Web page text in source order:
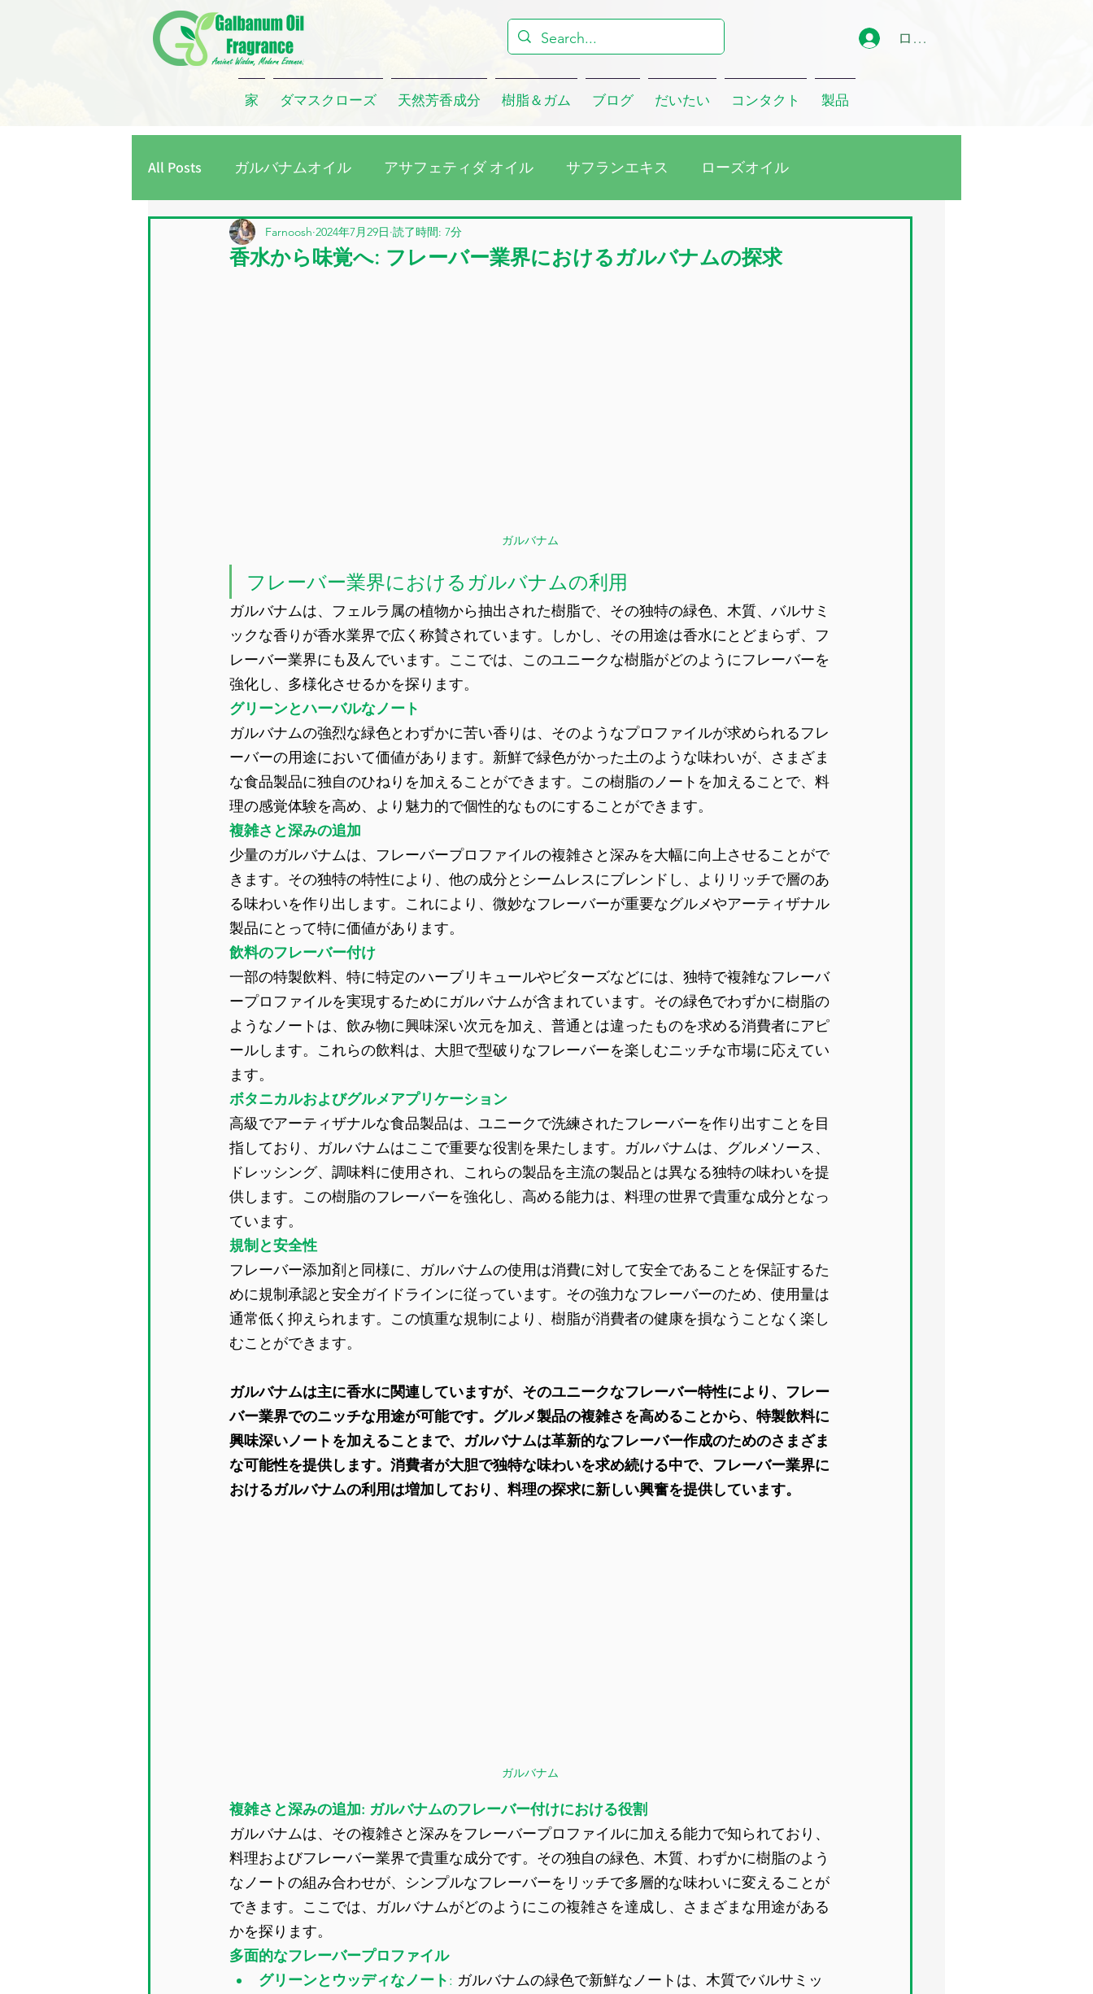
ログイン
家 ダマスクローズ 天然芳香成分 樹脂＆ガム ブログ だいたい コンタクト 製品
All Posts ガルバナムオイル アサフェティダ オイル サフランエキス ローズオイル
レモングラスオイル タラゴンオイル
香水から味覚へ: フレーバー業界におけるガルバナムの探求
Farnoosh 2024年7月29日 読了時間: 7分
ガルバナム
フレーバー業界におけるガルバナムの利用
ガルバナムは、フェルラ属の植物から抽出された樹脂で、その独特の緑色、木質、バルサミ
ックな香りが香水業界で広く称賛されています。しかし、その用途は香水にとどまらず、フ
レーバー業界にも及んでいます。ここでは、このユニークな樹脂がどのようにフレーバーを
強化し、多様化させるかを探ります。
グリーンとハーバルなノート
ガルバナムの強烈な緑色とわずかに苦い香りは、そのようなプロファイルが求められるフレ
ーバーの用途において価値があります。新鮮で緑色がかった土のような味わいが、さまざま
な食品製品に独自のひねりを加えることができます。この樹脂のノートを加えることで、料
理の感覚体験を高め、より魅力的で個性的なものにすることができます。
複雑さと深みの追加
少量のガルバナムは、フレーバープロファイルの複雑さと深みを大幅に向上させることがで
きます。その独特の特性により、他の成分とシームレスにブレンドし、よりリッチで層のあ
る味わいを作り出します。これにより、微妙なフレーバーが重要なグルメやアーティザナル
製品にとって特に価値があります。
飲料のフレーバー付け
一部の特製飲料、特に特定のハーブリキュールやビターズなどには、独特で複雑なフレーバ
ープロファイルを実現するためにガルバナムが含まれています。その緑色でわずかに樹脂の
ようなノートは、飲み物に興味深い次元を加え、普通とは違ったものを求める消費者にアピ
ールします。これらの飲料は、大胆で型破りなフレーバーを楽しむニッチな市場に応えてい
ます。
ボタニカルおよびグルメアプリケーション
高級でアーティザナルな食品製品は、ユニークで洗練されたフレーバーを作り出すことを目
指しており、ガルバナムはここで重要な役割を果たします。ガルバナムは、グルメソース、
ドレッシング、調味料に使用され、これらの製品を主流の製品とは異なる独特の味わいを提
供します。この樹脂のフレーバーを強化し、高める能力は、料理の世界で貴重な成分となっ
ています。
規制と安全性
フレーバー添加剤と同様に、ガルバナムの使用は消費に対して安全であることを保証するた
めに規制承認と安全ガイドラインに従っています。その強力なフレーバーのため、使用量は
通常低く抑えられます。この慎重な規制により、樹脂が消費者の健康を損なうことなく楽し
むことができます。
ガルバナムは主に香水に関連していますが、そのユニークなフレーバー特性により、フレー
バー業界でのニッチな用途が可能です。グルメ製品の複雑さを高めることから、特製飲料に
興味深いノートを加えることまで、ガルバナムは革新的なフレーバー作成のためのさまざま
な可能性を提供します。消費者が大胆で独特な味わいを求め続ける中で、フレーバー業界に
おけるガルバナムの利用は増加しており、料理の探求に新しい興奮を提供しています。
ガルバナム
複雑さと深みの追加: ガルバナムのフレーバー付けにおける役割
ガルバナムは、その複雑さと深みをフレーバープロファイルに加える能力で知られており、
料理およびフレーバー業界で貴重な成分です。その独自の緑色、木質、わずかに樹脂のよう
なノートの組み合わせが、シンプルなフレーバーをリッチで多層的な味わいに変えることが
できます。ここでは、ガルバナムがどのようにこの複雑さを達成し、さまざまな用途がある
かを探ります。
多面的なフレーバープロファイル
グリーンとウッディなノート: ガルバナムの緑色で新鮮なノートは、木質でバルサミッ